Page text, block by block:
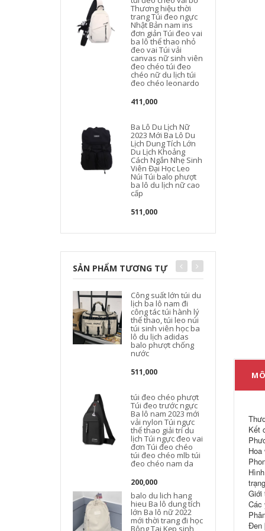
Thương hiệu thời
trang Túi đeo ngực
Nhật Bản nam ins
đơn giản Túi đeo vai
ba lô thể thao nhỏ
đeo vai Túi vải
canvas nữ sinh viên
đeo chéo túi đeo
chéo nữ du lịch túi
đeo chéo leonardo
411,000
Ba Lô Du Lịch Nữ
2023 Mới Ba Lô Du
Lịch Dung Tích Lớn
Du Lịch Khoảng
Cách Ngắn Nhẹ Sinh
Viên Đại Học Leo
Núi Túi balo phượt
ba lô du lịch nữ cao
cấp
511,000
SẢN PHẨM TƯƠNG TỰ
Công suất lớn túi du
lịch ba lô nam đi
công tác túi hành lý
thể thao, túi leo núi
túi sinh viên học ba
lô du lịch adidas
balo phượt chống
nước
511,000
túi đeo chéo phượt
Túi đeo trước ngực
Ba lô nam 2023 mới
vải nylon Túi ngực
thể thao giải trí du
lịch Túi ngực đeo vai
đơn Túi đeo chéo
túi đeo chéo mlb túi
đeo chéo nam da
200,000
balo du lich hang
hieu Ba lô dung tích
lớn Ba lô nữ 2022
mới thời trang đi học
Bông Tai Kẹp sinh
Kết
Giới
Các
Đen